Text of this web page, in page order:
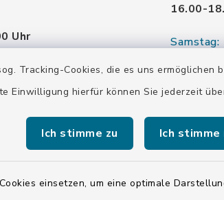
Tracking-Cookies, die es uns
Einwilligung hierfür können Sie jederzeit
Ich stimme zu Ich stimme
einsetzen, um eine optimale
Uhr
Uhr
Uhr
16.00-
Samstag:
10.00-